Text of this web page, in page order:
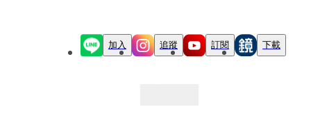
加入 追蹤 訂閱 下載